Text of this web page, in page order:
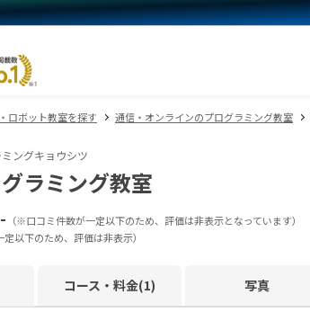
ロボット教室を探す 通信・オンラインのプログラミング教室
ングキョウシツ
ラミング教室
- （※口コミ件数が一定以下のため、評価は非表示となっています）
以下のため、評価は非表示）
コース・料金(1) 写真